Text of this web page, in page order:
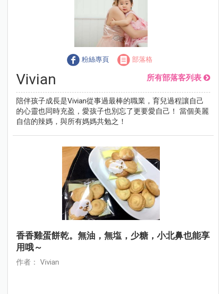
粉絲專頁 部落格
Vivian 所有部落客列表
陪伴孩子成長是Vivian從事過最棒的職業，育兒過程讓自己
的心靈也同時充盈，愛孩子也別忘了更要愛自己！ 當個美麗
自信的辣媽，與所有媽媽共勉之！
香香雞蛋餅乾。無油，無塩，少糖，小北鼻也能享
用哦～
作者： Vivian